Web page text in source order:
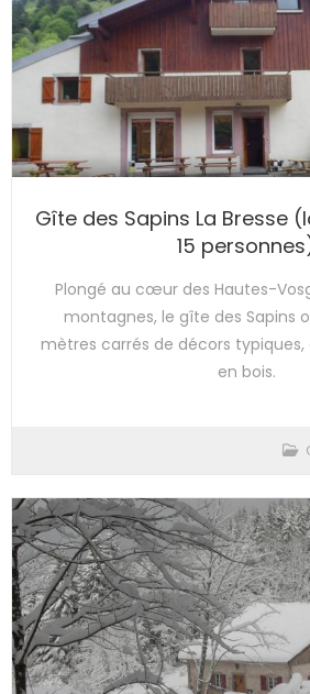
Gîte des Sapins La Bresse
15
Plongé au cœur des Hautes-
montagnes, le gîte des Sapins
mètres carrés de décors
en bois.